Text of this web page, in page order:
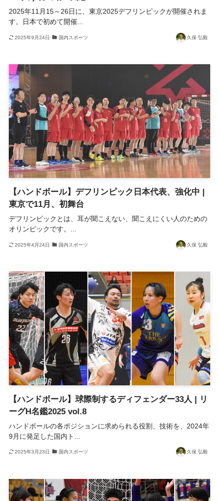
2025年11月15～26日に、東京2025デフリンピックが開催されま
す。日本で初めて開催...
2025年9月24日 国内スポーツ 久保 弘毅
【ハンドボール】デフリンピック日本代表、強化中 |
東京で11月、初舞台
デフリンピックとは、耳が聞こえない、聞こえにくい人のための
オリンピックです。...
2025年4月24日 国内スポーツ 久保 弘毅
【ハンドボール】球際制するディフェンダー33人 | リ
ーグH名鑑2025 vol.8
ハンドボールの各ポジションに求められる役割、技術を、2024年
9月に発足した国内ト...
2025年3月23日 国内スポーツ 久保 弘毅